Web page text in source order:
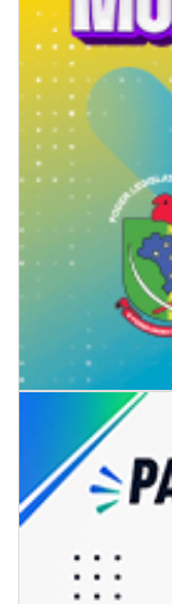
06/08/2026 | 07:00
Secretaria de
modalidades para a
BALNEÁRIO